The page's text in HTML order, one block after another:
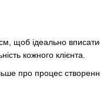
щоб ідеально
кожного клієнта.
про процес